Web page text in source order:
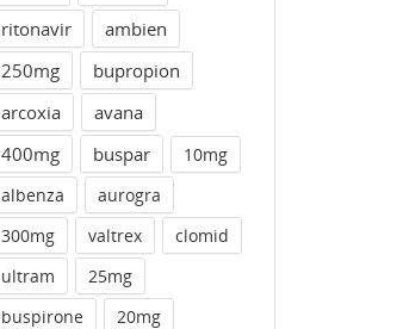
ritonavir
ambien
250mg
bupropion
arcoxia
avana
400mg
buspar
10mg
albenza
aurogra
300mg
valtrex
clomid
ultram
25mg
buspirone
20mg